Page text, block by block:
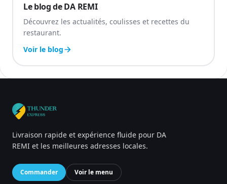
Le blog de DA REMI
Découvrez les actualités, coulisses et recettes du
restaurant.
Voir le blog
Livraison rapide et expérience fluide pour DA
REMI et les meilleures adresses locales.
Commander Voir le menu